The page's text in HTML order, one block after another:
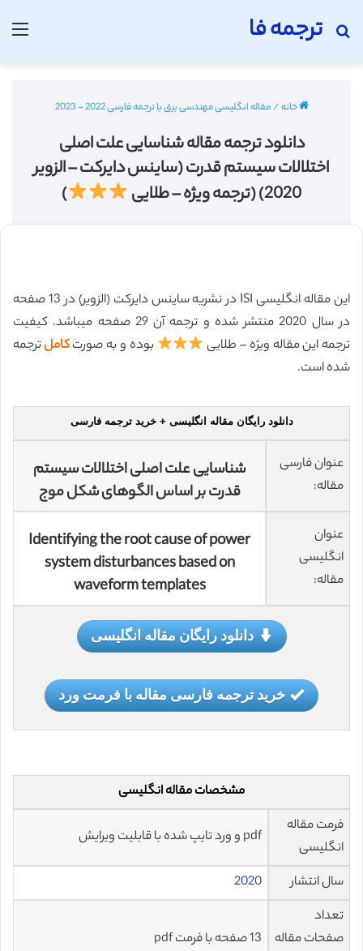
ترجمه فا
جستجو برای
خانه/مقاله انگلیسی مهندسی برق با ترجمه فارسی 2022 - 2023
دانلود ترجمه مقاله شناسایی علت اصلی
اختلالات سیستم قدرت (ساینس دایرکت – الزویر
2020) (ترجمه ویژه – طلایی
)
این مقاله انگلیسی ISI در نشریه ساینس دایرکت (الزویر) در 13 صفحه
در سال 2020 منتشر شده و ترجمه آن 29 صفحه میباشد. کیفیت
ترجمه این مقاله ویژه – طلایی
بوده و به صورتکاملترجمه
شده است.
دانلود رایگان مقاله انگلیسی + خرید ترجمه فارسی
عنوان فارسی
مقاله:
شناسایی علت اصلی اختلالات سیستم
قدرت بر اساس الگوهای شکل موج
عنوان
انگلیسی
مقاله:
Identifying the root cause of power
system disturbances based on
waveform templates
دانلود رایگان مقاله انگلیسی
خرید ترجمه فارسی مقاله با فرمت ورد
مشخصات مقاله انگلیسی
فرمت مقاله
انگلیسی
pdf و ورد تایپ شده با قابلیت ویرایش
سال انتشار
2020
تعداد
صفحات مقاله
13 صفحه با فرمت pdf